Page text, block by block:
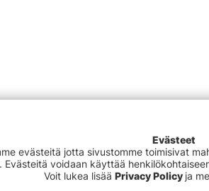
Evästeet
evästeitä jotta sivustomme toimisivat
Evästeitä voidaan käyttää
Voit lukea lisää Privacy Policy ja